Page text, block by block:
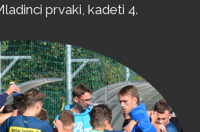
prvaki, kadeti 4.